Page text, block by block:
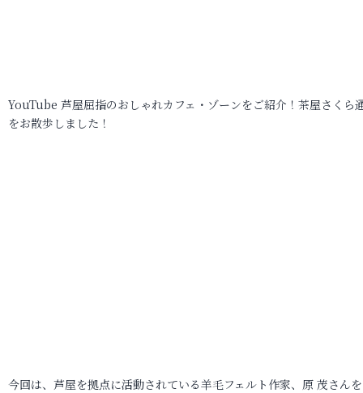
YouTube 芦屋屈指のおしゃれカフェ・ゾーンをご紹介！茶屋さくら
をお散歩しました！
今回は、芦屋を拠点に活動されている羊毛フェルト作家、原 茂さん